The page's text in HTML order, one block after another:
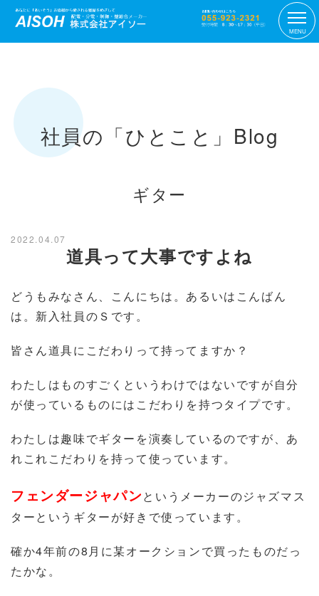
MENU
社員の「ひとこと」Blog
ギター
2022.04.07
道具って大事ですよね
どうもみなさん、こんにちは。あるいはこんばん
は。新入社員のＳです。
皆さん道具にこだわりって持ってますか？
わたしはものすごくというわけではないですが自分
が使っているものにはこだわりを持つタイプです。
わたしは趣味でギターを演奏しているのですが、あ
れこれこだわりを持って使っています。
フェンダージャパンというメーカーのジャズマス
ターというギターが好きで使っています。
確か4年前の8月に某オークションで買ったものだっ
たかな。